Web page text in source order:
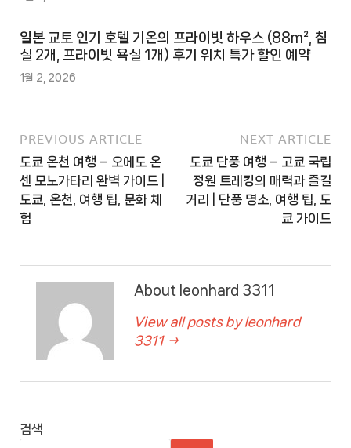
일본 교토 인기 호텔 기온의 프라이빗 하우스 (88m², 침
실 2개, 프라이빗 욕실 1개) 후기 위치 특가 할인 예약
1월 2, 2026
PREVIOUS ARTICLE
도쿄 온천 여행 – 오에도 온
센 모노가타리 완벽 가이드 |
도쿄, 온천, 여행 팁, 문화 체
험
NEXT ARTICLE
도쿄 단풍 여행 – 고쿄 국립
정원 트레킹의 매력과 즐길
거리 | 단풍 명소, 여행 팁, 도
쿄 가이드
About leonhard 3311
View all posts by leonhard
3311 →
검색